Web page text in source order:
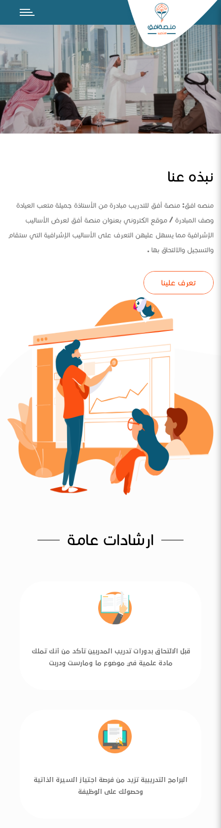
نبذه عنا
منصه افق: منصة أفق للتدريب مبادرة من الأستاذة جميلة متعب العيادة
وصف المبادرة / موقع الكتروني بعنوان منصة أفق لعرض الأساليب
الإشرافية مما يسهل عليهن التعرف على الأساليب الإشرافية التي ستقام
والتسجيل والالتحاق بها .
تعرف علينا
ارشادات عامة
قبل الالتحاق بدورات تدريب المدربين تأكد من أنك تملك
مادة علمية في موضوع ما ومارست ودربت
البرامج التدريبية تزيد من فرصة اجتياز السيرة الذاتية
وحصولك على الوظيفة